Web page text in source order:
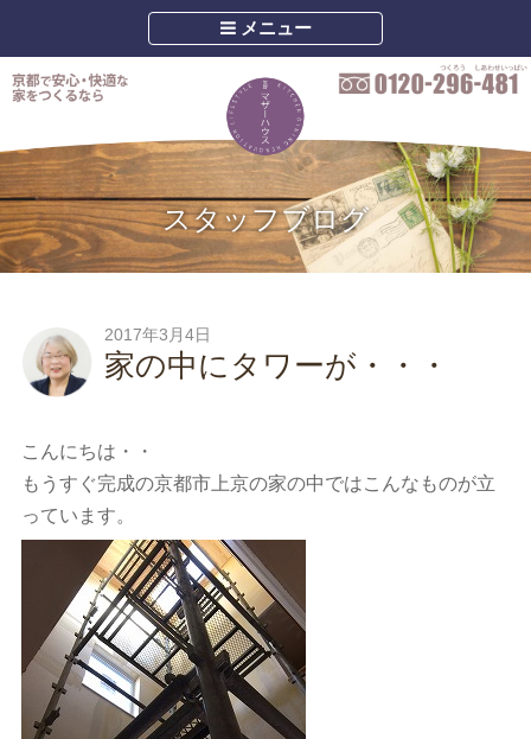
メニュー
スタッフブログ
2017年3月4日
家の中にタワーが・・・
こんにちは・・
もうすぐ完成の京都市上京の家の中ではこんなものが立
っています。